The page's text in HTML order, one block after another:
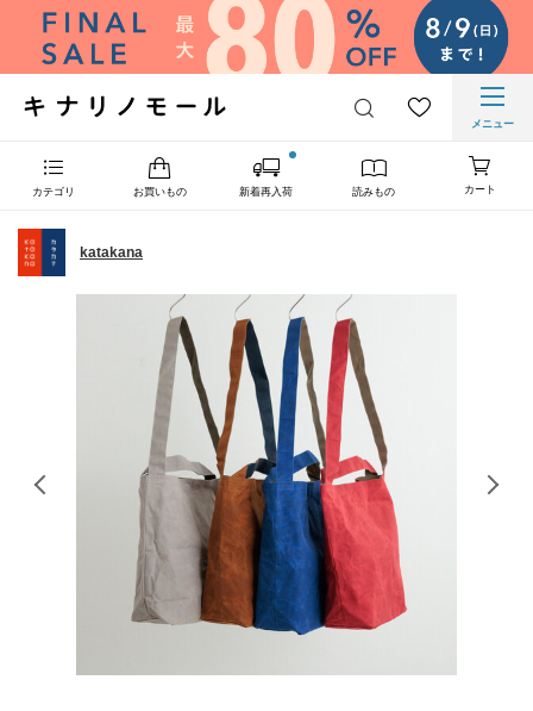
メニュー
カテゴリ お買いもの 新着再入荷 読みもの カート
katakana